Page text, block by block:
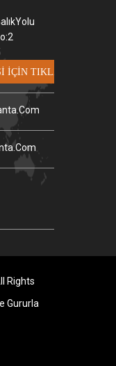
İÇİN TIKLA
Rights
Gururla